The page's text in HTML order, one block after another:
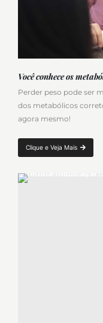
Você conhece os
Perder peso pode ser
dos metabólicos
agora mesmo!
Clique e Veja Mais